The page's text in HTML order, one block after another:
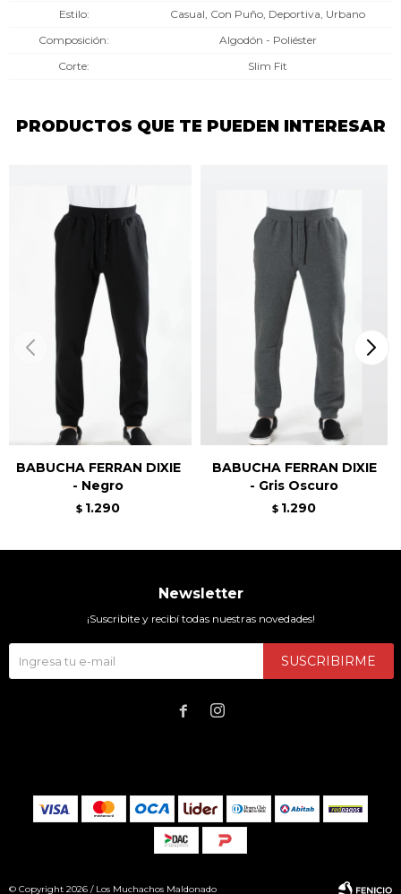
Estilo
Casual, Con Puño, Deportiva, Urbano
Composición
Algodón - Poliéster
Corte
Slim Fit
PRODUCTOS QUE TE PUEDEN INTERESAR
BABUCHA FERRAN DIXIE
- Negro
$ 1.290
BABUCHA FERRAN DIXIE
- Gris Oscuro
$ 1.290
Newsletter
¡Suscribite y recibí todas nuestras novedades!
SUSCRIBIRME
 
© Copyright 2026 / Los Muchachos Maldonado